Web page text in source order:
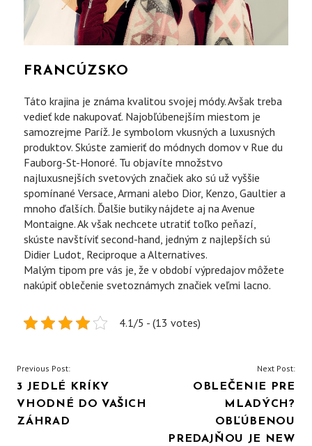
FRANCÚZSKO
Táto krajina je známa kvalitou svojej módy. Avšak treba
vedieť kde nakupovať. Najobľúbenejším miestom je
samozrejme Paríž. Je symbolom vkusných a luxusných
produktov. Skúste zamieriť do módnych domov v Rue du
Fauborg-St-Honoré. Tu objavíte množstvo
najluxusnejších svetových značiek ako sú už vyššie
spomínané Versace, Armani alebo Dior, Kenzo, Gaultier a
mnoho ďalších. Ďalšie butiky nájdete aj na Avenue
Montaigne. Ak však nechcete utratiť toľko peňazí,
skúste navštíviť second-hand, jedným z najlepších sú
Didier Ludot, Reciproque a Alternatives.
Malým tipom pre vás je, že v období výpredajov môžete
nakúpiť oblečenie svetoznámych značiek veľmi lacno.
4.1/5 - (13 votes)
NAVIGACE
PRO
PŘÍSPĚVEK
Previous Post:
3 JEDLÉ KRÍKY
VHODNÉ DO VAŠICH
ZÁHRAD
Next Post:
OBLEČENIE PRE
MLADÝCH?
OBĽÚBENOU
PREDAJŇOU JE NEW